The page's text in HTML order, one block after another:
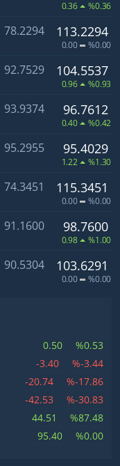
0.36 %0.36
78.2294 113.2294
0.00 %0.00
92.7529 104.5537
0.96 %0.93
93.9374 96.7612
0.40 %0.42
95.2955 95.4029
1.22 %1.30
74.3451 115.3451
0.00 %0.00
91.1600 98.7600
0.98 %1.00
90.5304 103.6291
0.00 %0.00
0.50
%0.53
-3.40
%-3.44
-20.74
%-17.86
-42.53
%-30.83
44.51
%87.48
95.40 %0.00